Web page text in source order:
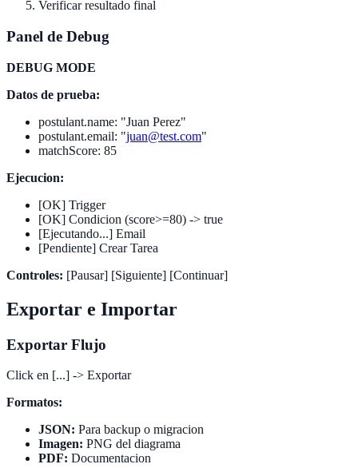
Verificar resultado final
Panel de Debug
DEBUG MODE
Datos de prueba:
postulant.name: "Juan Perez"
postulant.email: "juan@test.com"
matchScore: 85
Ejecucion:
[OK] Trigger
[OK] Condicion (score>=80) -> true
[Ejecutando...] Email
[Pendiente] Crear Tarea
Controles: [Pausar] [Siguiente] [Continuar]
Exportar e Importar
Exportar Flujo
Click en [...] -> Exportar
Formatos:
JSON: Para backup o migracion
Imagen: PNG del diagrama
PDF: Documentacion